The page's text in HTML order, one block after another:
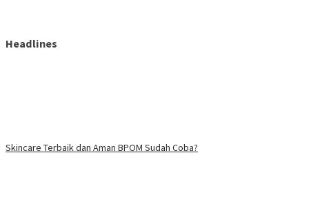
Headlines
Skincare Terbaik dan Aman BPOM Sudah Coba?